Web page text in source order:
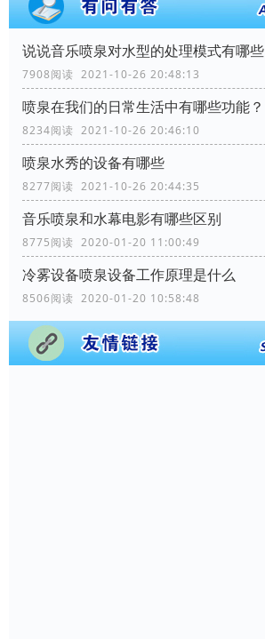
说说音乐喷泉对水型的处理模式有哪些
7908阅读 2021-10-26 20:48:13
喷泉在我们的日常生活中有哪些功能？
8234阅读 2021-10-26 20:46:10
喷泉水秀的设备有哪些
8277阅读 2021-10-26 20:44:35
音乐喷泉和水幕电影有哪些区别
8775阅读 2020-01-20 11:00:49
冷雾设备喷泉设备工作原理是什么
8506阅读 2020-01-20 10:58:48